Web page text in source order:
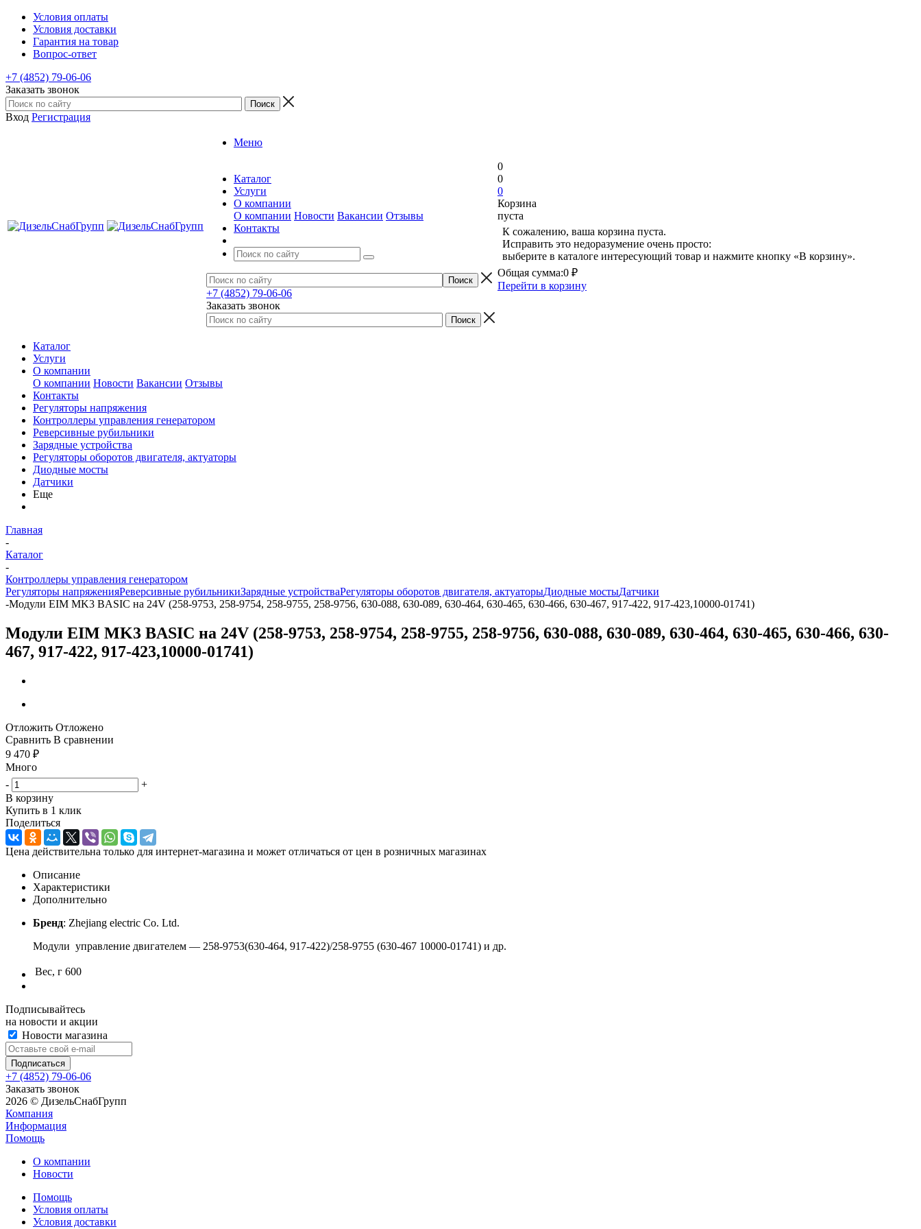
Условия оплаты
Условия доставки
Гарантия на товар
Вопрос-ответ
+7 (4852) 79-06-06
Заказать звонок
Вход Регистрация
Меню
Каталог
Услуги
О компании
О компании Новости Вакансии Отзывы
Контакты
+7 (4852) 79-06-06
Заказать звонок
0
0
0
Корзина
пуста
К сожалению, ваша корзина пуста.
Исправить это недоразумение очень просто:
выберите в каталоге интересующий товар и нажмите кнопку «В корзину».
Общая сумма:0 ₽
Перейти в корзину
Каталог
Услуги
О компании
О компании Новости Вакансии Отзывы
Контакты
Регуляторы напряжения
Контроллеры управления генератором
Реверсивные рубильники
Зарядные устройства
Регуляторы оборотов двигателя, актуаторы
Диодные мосты
Датчики
Еще
Главная
-
Каталог
-
Контроллеры управления генератором
Регуляторы напряженияРеверсивные рубильникиЗарядные устройстваРегуляторы оборотов двигателя, актуаторыДиодные мостыДатчики
-Модули EIM MK3 BASIC на 24V (258-9753, 258-9754, 258-9755, 258-9756, 630-088, 630-089, 630-464, 630-465, 630-466, 630-467, 917-422, 917-423,10000-01741)
Модули EIM MK3 BASIC на 24V (258-9753, 258-9754, 258-9755, 258-9756, 630-088, 630-089, 630-464, 630-465, 630-466, 630-
467, 917-422, 917-423,10000-01741)
Отложить Отложено
Сравнить В сравнении
9 470 ₽
Много
-
+
В корзину
Купить в 1 клик
Поделиться
Цена действительна только для интернет-магазина и может отличаться от цен в розничных магазинах
Описание
Характеристики
Дополнительно
Бренд: Zhejiang electric Co. Ltd.
Модули управление двигателем — 258-9753(630-464, 917-422)/258-9755 (630-467 10000-01741) и др.
Вес, г 600
Подписывайтесь
на новости и акции
Новости магазина
+7 (4852) 79-06-06
Заказать звонок
2026 © ДизельСнабГрупп
Компания
Информация
Помощь
О компании
Новости
Помощь
Условия оплаты
Условия доставки